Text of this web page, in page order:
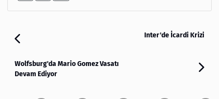
Inter'de İcardi Krizi
Wolfsburg'da Mario Gomez Vasatı
Devam Ediyor